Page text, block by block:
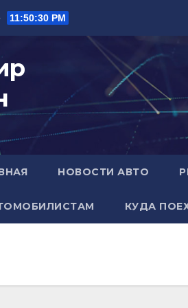
11:50:31 PM
НОВОСТИ АВТО
КУДА